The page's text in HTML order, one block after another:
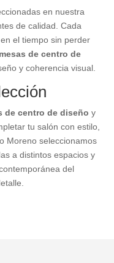
en nuestra
de calidad. Cada
el tiempo sin perder
mesas de centro de
y coherencia visual.
de centro de diseño y
tu salón con estilo,
Moreno seleccionamos
a distintos espacios y
del